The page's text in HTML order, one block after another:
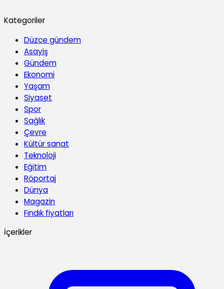
Kategoriler
Düzce gündem
Asayiş
Gündem
Ekonomi
Yaşam
Siyaset
Spor
Sağlık
Çevre
Kültür sanat
Teknoloji
Eğitim
Röportaj
Dünya
Magazin
Fındık fiyatları
İçerikler